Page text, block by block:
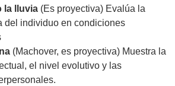
la lluvia (Es proyectiva) Evalúa la
del individuo en condiciones
(Machover, es proyectiva) Muestra la
el nivel evolutivo y las